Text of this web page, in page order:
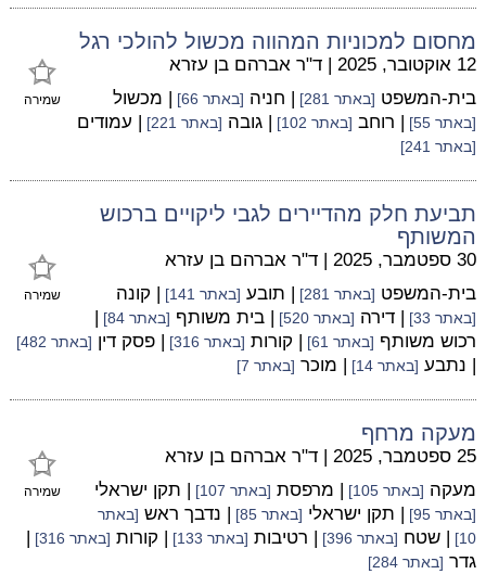
מחסום למכוניות המהווה מכשול להולכי רגל
שמירה
12 אוקטובר, 2025 | ד"ר אברהם בן עזרא
בית-המשפט [באתר 281] | חניה [באתר 66] | מכשול
[באתר 55] | רוחב [באתר 102] | גובה [באתר 221] | עמודים
[באתר 241]
תביעת חלק מהדיירים לגבי ליקויים ברכוש
המשותף
שמירה
30 ספטמבר, 2025 | ד"ר אברהם בן עזרא
בית-המשפט [באתר 281] | תובע [באתר 141] | קונה
[באתר 33] | דירה [באתר 520] | בית משותף [באתר 84]
|
רכוש משותף [באתר 61] | קורות [באתר 316] | פסק דין [באתר 482]
| נתבע [באתר 14] | מוכר [באתר 7]
מעקה מרחף
שמירה
25 ספטמבר, 2025 | ד"ר אברהם בן עזרא
מעקה [באתר 105] | מרפסת [באתר 107] | תקן ישראלי
[באתר 95] | תקן ישראלי [באתר 85] | נדבך ראש [באתר
10]
| שטח [באתר 396] | רטיבות [באתר 133] | קורות [באתר 316]
|
גדר [באתר 284]